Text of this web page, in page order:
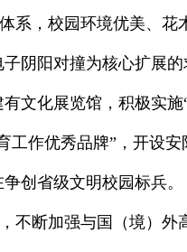
，校园环境优美、花
阴阳对撞为核心扩展
文化展览馆，积极实
工作优秀品牌”，开设
创省级文明校园标兵。
断加强与国（境）外